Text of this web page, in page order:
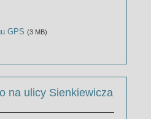
GPS (3 MB)
na ulicy Sienkiewicza